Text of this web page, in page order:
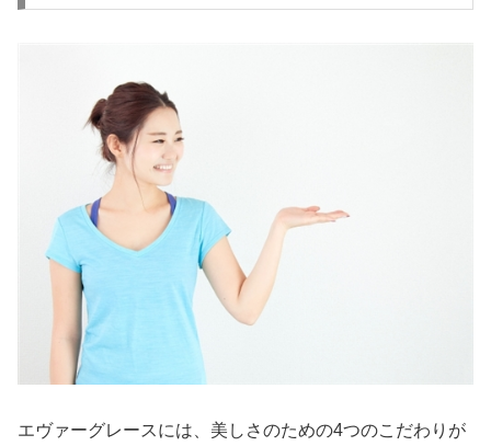
エヴァーグレースには、美しさのための4つのこだわりが